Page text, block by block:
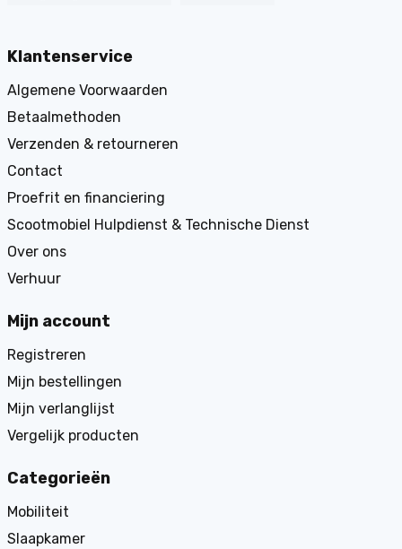
Klantenservice
Algemene Voorwaarden
Betaalmethoden
Verzenden & retourneren
Contact
Proefrit en financiering
Scootmobiel Hulpdienst & Technische Dienst
Over ons
Verhuur
Mijn account
Registreren
Mijn bestellingen
Mijn verlanglijst
Vergelijk producten
Categorieën
Mobiliteit
Slaapkamer